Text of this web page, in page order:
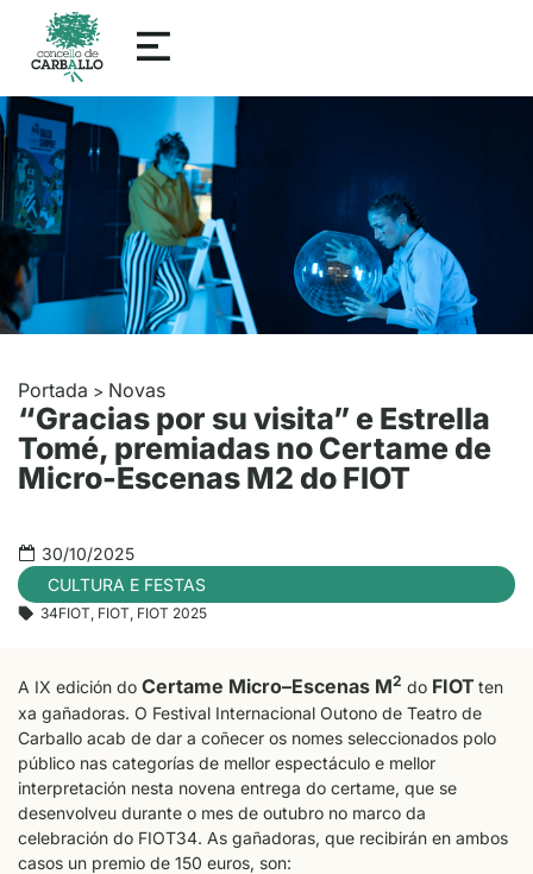
Portada > Novas
“Gracias por su visita” e Estrella
Tomé, premiadas no Certame de
Micro-Escenas M2 do FIOT
30/10/2025
CULTURA E FESTAS
34FIOT, FIOT, FIOT 2025
A IX edición do Certame Micro–Escenas M2 do FIOT ten
xa gañadoras. O Festival Internacional Outono de Teatro de
Carballo acab de dar a coñecer os nomes seleccionados polo
público nas categorías de mellor espectáculo e mellor
interpretación nesta novena entrega do certame, que se
desenvolveu durante o mes de outubro no marco da
celebración do FIOT34. As gañadoras, que recibirán en ambos
casos un premio de 150 euros, son: